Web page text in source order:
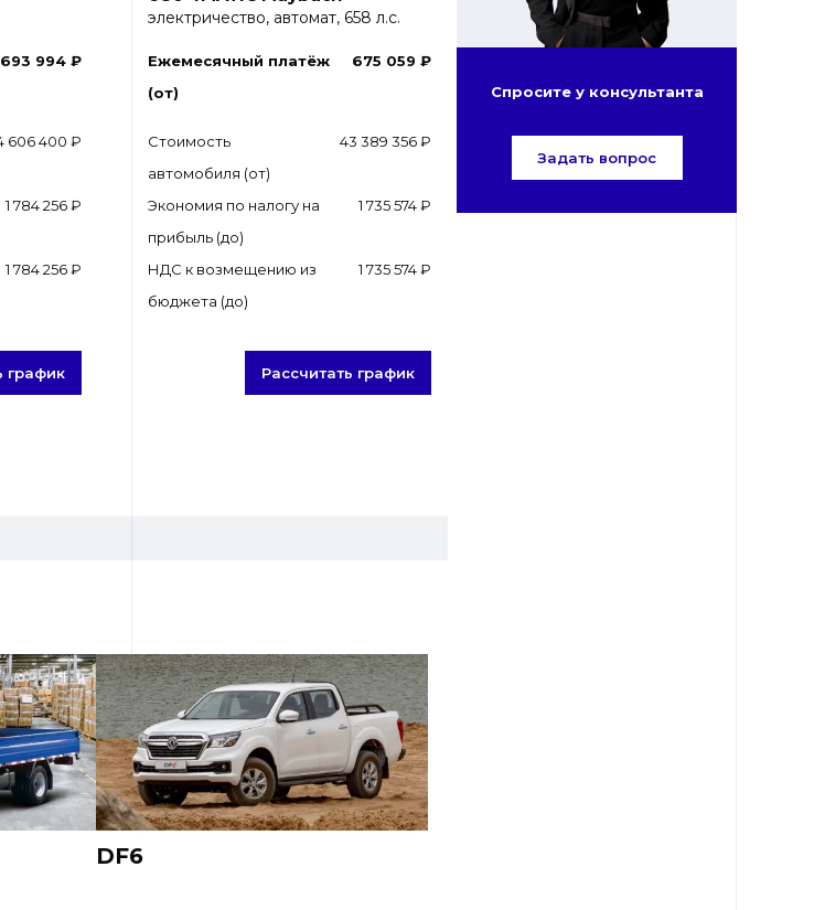
693 994 ₽
606 400 ₽
1 784 256 ₽
1 784 256 ₽
график
электричество, автомат, 658 л.с.
Ежемесячный платёж
(от)
675 059 ₽
Стоимость
автомобиля (от)
43 389 356 ₽
Экономия по налогу на
прибыль (до)
1 735 574 ₽
НДС к возмещению из
бюджета (до)
1 735 574 ₽
Рассчитать график
DF6
Спросите у консультанта
Задать вопрос